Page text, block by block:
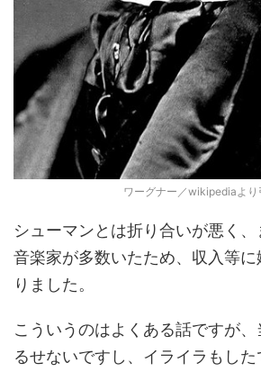
ワーグナー／wikipediaより
シューマンとは折り合いが悪く
音楽家が多数いたため、収入等
りました。
こういうのはよくある話ですが
るせないですし、イライラもした